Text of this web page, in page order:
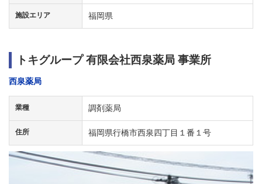
施設エリア 福岡県
トキグループ 有限会社西泉薬局 事業所
西泉薬局
業種 調剤薬局
住所 福岡県行橋市西泉四丁目１番１号